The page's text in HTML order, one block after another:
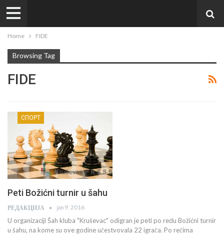
Home FIDE
Browsing Tag
FIDE
СПОРТ
Peti Božićni turnir u šahu
РЕДАКЦИЈА јан 9, 2016
U organizaciji Šah kluba "Kruševac" odigran je peti po redu Božićni turnir
u šahu, na kome su ove godine učestvovala 22 igrača. Po rečima